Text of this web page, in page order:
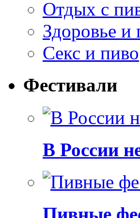
Отдых с
Здоровье и
Секс и пиво
Фестивали
В России